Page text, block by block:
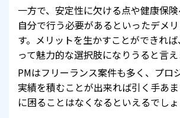
一方で、安定性に欠ける点や健康保
自分で行う必要があるといったデメ
す。メリットを生かすことができれ
って魅力的な選択肢になりうると言え
PMはフリーランス案件も多く、プロ
実績を積むことが出来れば引く手あ
に困ることはなくなるといえるでしょ